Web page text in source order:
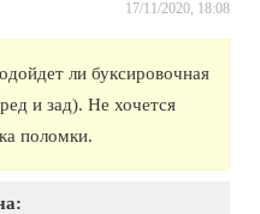
17/11/2020, 18:08
ли буксировочная
и зад). Не хочется
поломки.